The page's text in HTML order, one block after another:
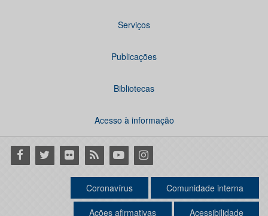
Serviços
Publicações
Bibliotecas
Acesso à informação
Facebook
Twitter Flickr RSS YoutubeInstagram
Coronavírus Comunidade interna
Ações afirmativas Acessibilidade